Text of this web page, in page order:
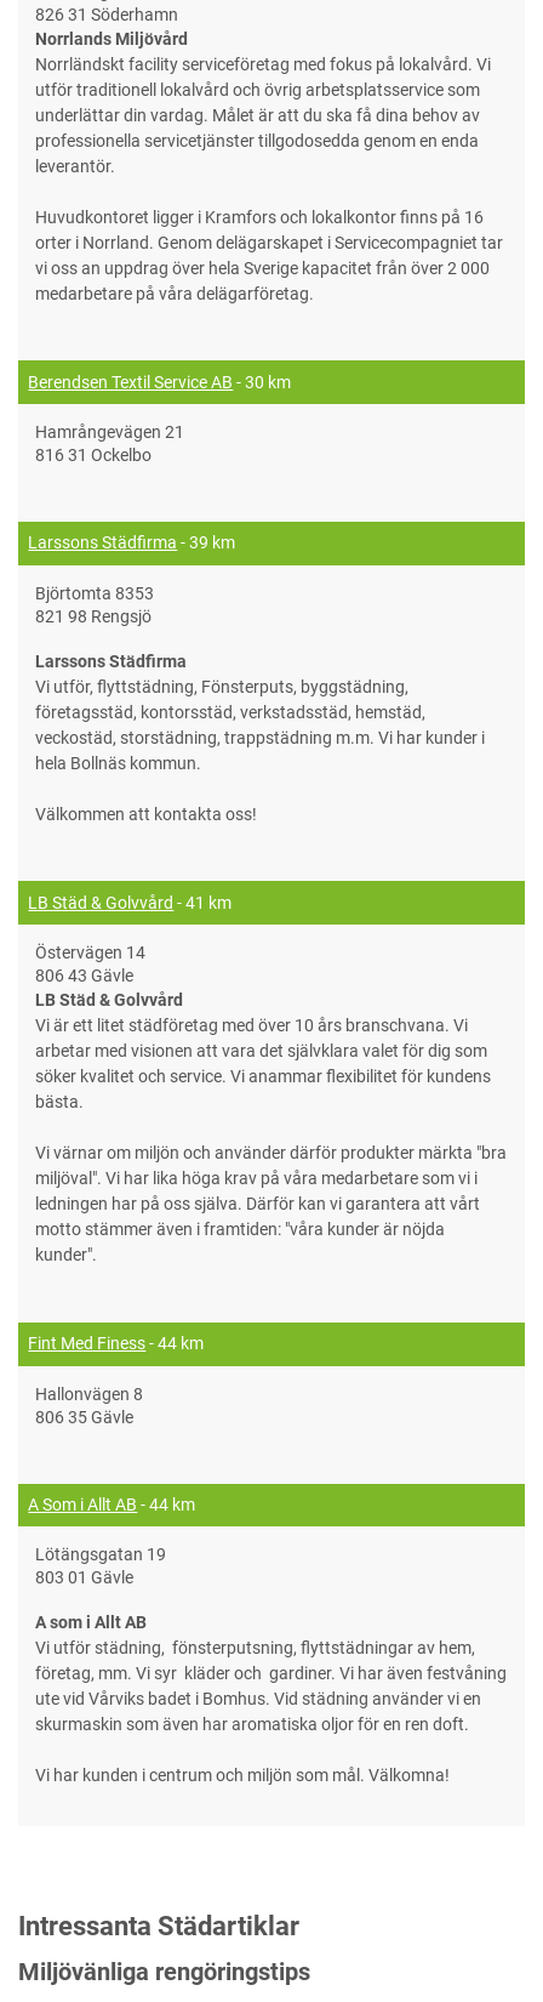
826 31 Söderhamn
Norrlands Miljövård
Norrländskt facility serviceföretag med fokus på lokalvård. Vi
utför traditionell lokalvård och övrig arbetsplatsservice som
underlättar din vardag. Målet är att du ska få dina behov av
professionella servicetjänster tillgodosedda genom en enda
leverantör.
Huvudkontoret ligger i Kramfors och lokalkontor finns på 16
orter i Norrland. Genom delägarskapet i Servicecompagniet tar
vi oss an uppdrag över hela Sverige kapacitet från över 2 000
medarbetare på våra delägarföretag.
Berendsen Textil Service AB - 30 km
Hamrångevägen 21
816 31 Ockelbo
Larssons Städfirma - 39 km
Björtomta 8353
821 98 Rengsjö
Larssons Städfirma
Vi utför, flyttstädning, Fönsterputs, byggstädning,
företagsstäd, kontorsstäd, verkstadsstäd, hemstäd,
veckostäd, storstädning, trappstädning m.m. Vi har kunder i
hela Bollnäs kommun.
Välkommen att kontakta oss!
LB Städ & Golvvård - 41 km
Östervägen 14
806 43 Gävle
LB Städ & Golvvård
Vi är ett litet städföretag med över 10 års branschvana. Vi
arbetar med visionen att vara det självklara valet för dig som
söker kvalitet och service. Vi anammar flexibilitet för kundens
bästa.
Vi värnar om miljön och använder därför produkter märkta "bra
miljöval". Vi har lika höga krav på våra medarbetare som vi i
ledningen har på oss själva. Därför kan vi garantera att vårt
motto stämmer även i framtiden: "våra kunder är nöjda
kunder".
Fint Med Finess- 44 km
Hallonvägen 8
806 35 Gävle
A Som i Allt AB - 44 km
Lötängsgatan 19
803 01 Gävle
A som i Allt AB
Vi utför städning, fönsterputsning, flyttstädningar av hem,
företag, mm. Vi syr kläder och gardiner. Vi har även festvåning
ute vid Vårviks badet i Bomhus. Vid städning använder vi en
skurmaskin som även har aromatiska oljor för en ren doft.
Vi har kunden i centrum och miljön som mål. Välkomna!
Intressanta Städartiklar
Miljövänliga rengöringstips